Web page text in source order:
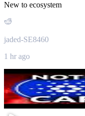
New to ecosystem
jaded-SE8460
1 hr ago